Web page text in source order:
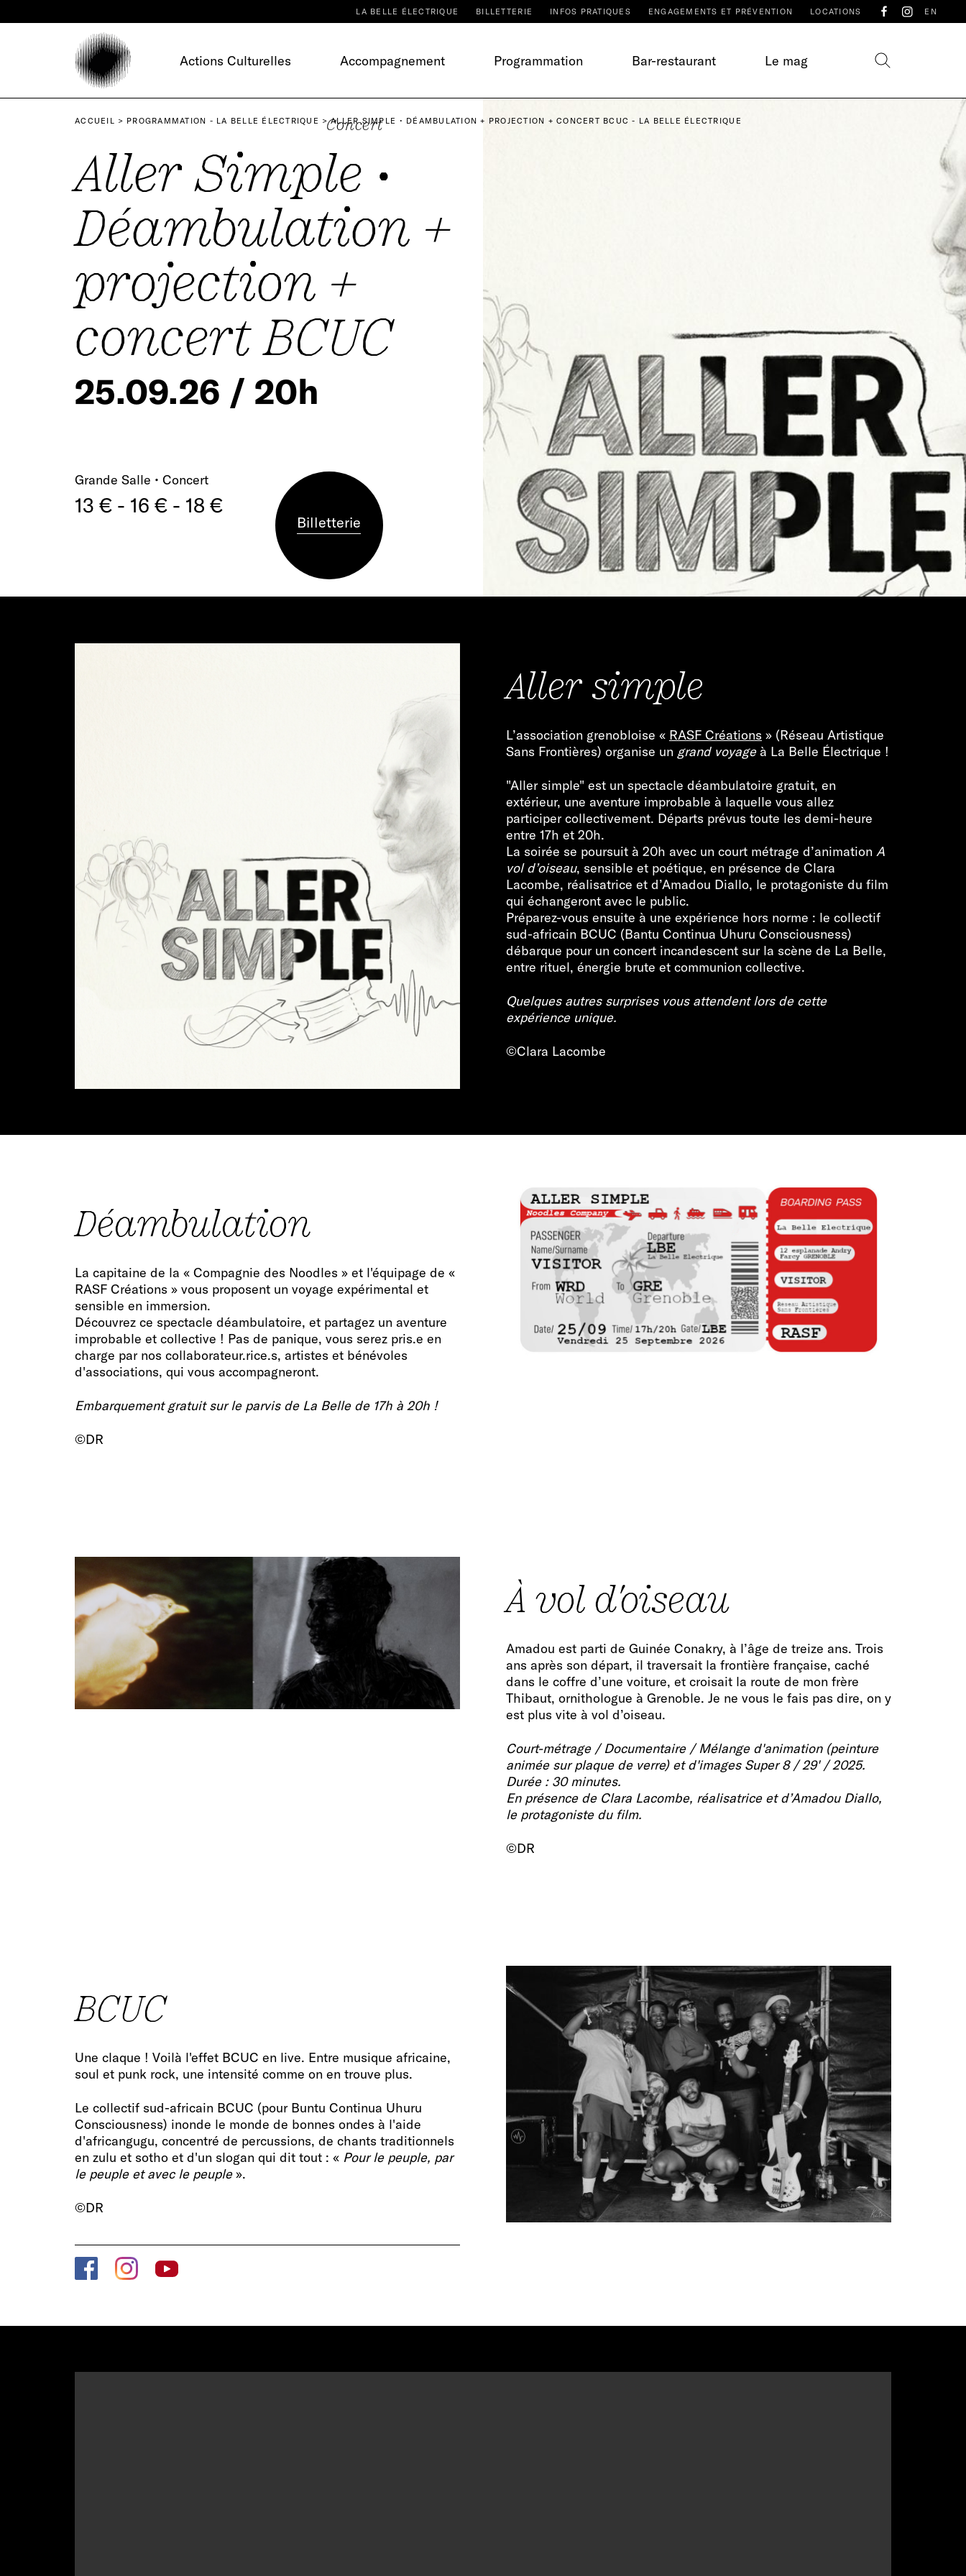
LA BELLE ÉLECTRIQUE BILLETTERIE INFOS PRATIQUES ENGAGEMENTS ET PRÉVENTION LOCATIONS EN
Actions Culturelles Accompagnement Programmation Bar-restaurant Le mag
ACCUEIL PROGRAMMATION - LA BELLE ÉLECTRIQUE ALLER SIMPLE • DÉAMBULATION + PROJECTION + CONCERT BCUC - LA BELLE ÉLECTRIQUE
Concert
Aller Simple •
Déambulation +
projection +
concert BCUC
25.09.26 / 20h
Grande Salle • Concert
13 € - 16 € - 18 €
Billetterie
Aller simple
L’association grenobloise « RASF Créations » (Réseau Artistique
Sans Frontières) organise un grand voyageà La Belle Électrique !
"Aller simple" est un spectacle déambulatoire gratuit, en
extérieur, une aventure improbable à laquelle vous allez
participer collectivement. Départs prévus toute les demi-heure
entre 17h et 20h.
La soirée se poursuit à 20h avec un court métrage d’animation A
vol d’oiseau, sensible et poétique, en présence de Clara
Lacombe, réalisatrice et d’Amadou Diallo, le protagoniste du film
qui échangeront avec le public.
Préparez-vous ensuite à une expérience hors norme : le collectif
sud-africain BCUC (Bantu Continua Uhuru Consciousness)
débarque pour un concert incandescent sur la scène de La Belle,
entre rituel, énergie brute et communion collective.
Quelques autres surprises vous attendent lors de cette
expérience unique.
©Clara Lacombe
Déambulation
La capitaine de la « Compagnie des Noodles » et l'équipage de «
RASF Créations » vous proposent un voyage expérimental et
sensible en immersion.
Découvrez ce spectacle déambulatoire, et partagez un aventure
improbable et collective ! Pas de panique, vous serez pris.e en
charge par nos collaborateur.rice.s, artistes et bénévoles
d'associations, qui vous accompagneront.
Embarquement gratuit sur le parvis de La Belle de 17h à 20h !
©DR
À vol d'oiseau
Amadou est parti de Guinée Conakry, à l’âge de treize ans. Trois
ans après son départ, il traversait la frontière française, caché
dans le coffre d’une voiture, et croisait la route de mon frère
Thibaut, ornithologue à Grenoble. Je ne vous le fais pas dire, on y
est plus vite à vol d’oiseau.
Court-métrage / Documentaire / Mélange d'animation (peinture
animée sur plaque de verre) et d'images Super 8 / 29' / 2025.
Durée : 30 minutes.
En présence de Clara Lacombe, réalisatrice et d’Amadou Diallo,
le protagoniste du film.
©DR
BCUC
Une claque ! Voilà l'effet BCUC en live. Entre musique africaine,
soul et punk rock, une intensité comme on en trouve plus.
Le collectif sud-africain BCUC (pour Buntu Continua Uhuru
Consciousness) inonde le monde de bonnes ondes à l'aide
d'africangugu, concentré de percussions, de chants traditionnels
en zulu et sotho et d'un slogan qui dit tout : « Pour le peuple, par
le peuple et avec le peuple».
©DR